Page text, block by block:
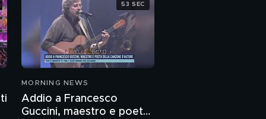
MORNING NEWS
Addio a Francesco
Guccini, maestro e poeta
53 SEC